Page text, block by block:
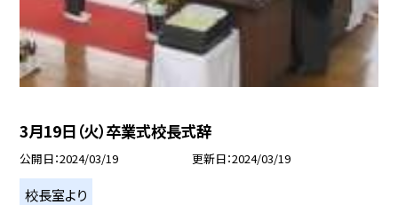
3月19日（火）卒業式校長式辞
公開日 2024/03/19 更新日 2024/03/19
校長室より